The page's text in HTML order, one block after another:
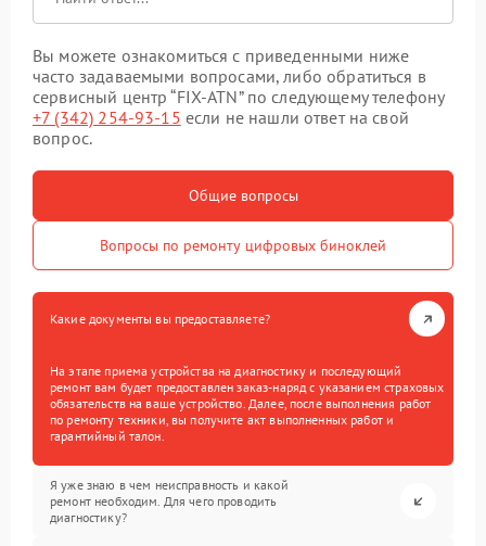
Вы можете ознакомиться с приведенными ниже
часто задаваемыми вопросами, либо обратиться в
сервисный центр “FIX-ATN” по следующему телефону
+7 (342) 254-93-15 если не нашли ответ на свой
вопрос.
Общие вопросы
Вопросы по ремонту цифровых биноклей
Какие документы вы предоставляете?
На этапе приема устройства на диагностику и последующий
ремонт вам будет предоставлен заказ-наряд с указанием страховых
обязательств на ваше устройство. Далее, после выполнения работ
по ремонту техники, вы получите акт выполненных работ и
гарантийный талон.
Я уже знаю в чем неисправность и какой
ремонт необходим. Для чего проводить
диагностику?